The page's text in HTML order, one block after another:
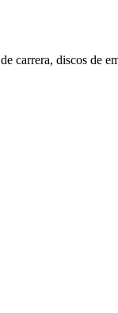
discos de